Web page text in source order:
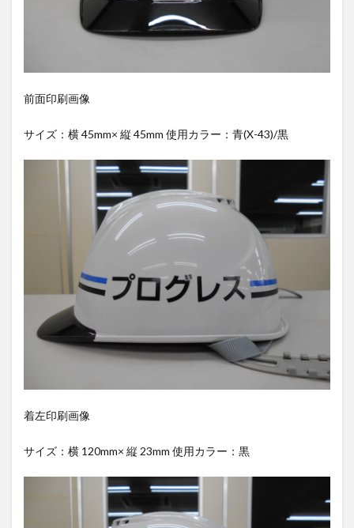
前面印刷画像
サイズ：横 45mm× 縦 45mm 使用カラー：青(X-43)/黒
着左印刷画像
サイズ：横 120mm× 縦 23mm 使用カラー：黒